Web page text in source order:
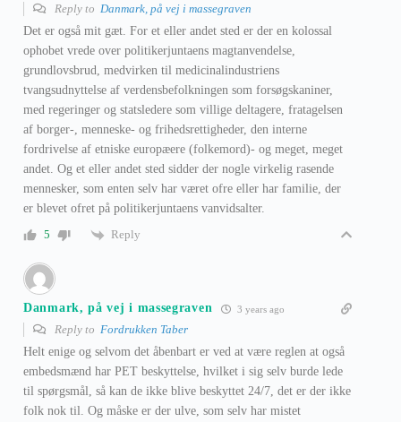
Reply to Danmark, på vej i massegraven
Det er også mit gæt. For et eller andet sted er der en kolossal
ophobet vrede over politikerjuntaens magtanvendelse,
grundlovsbrud, medvirken til medicinalindustriens
tvangsudnyttelse af verdensbefolkningen som forsøgskaniner,
med regeringer og statsledere som villige deltagere, fratagelsen
af borger-, menneske- og frihedsrettigheder, den interne
fordrivelse af etniske europæere (folkemord)- og meget, meget
andet. Og et eller andet sted sidder der nogle virkelig rasende
mennesker, som enten selv har været ofre eller har familie, der
er blevet ofret på politikerjuntaens vanvidsalter.
5
Reply
Danmark, på vej i massegraven 3 years ago
Reply to Fordrukken Taber
Helt enige og selvom det åbenbart er ved at være reglen at også
embedsmænd har PET beskyttelse, hvilket i sig selv burde lede
til spørgsmål, så kan de ikke blive beskyttet 24/7, det er der ikke
folk nok til. Og måske er der ulve, som selv har mistet